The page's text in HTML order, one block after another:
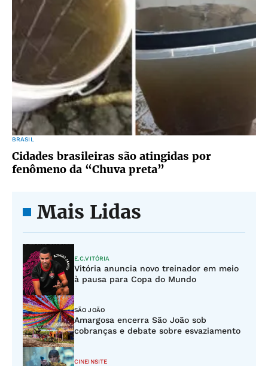
BRASIL
Cidades brasileiras são atingidas por
fenômeno da “Chuva preta”
Mais Lidas
E.C.VITÓRIA
Vitória anuncia novo treinador em meio
à pausa para Copa do Mundo
SÃO JOÃO
Amargosa encerra São João sob
cobranças e debate sobre esvaziamento
CINEINSITE